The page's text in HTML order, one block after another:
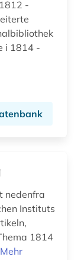
-
i 1814 -
nedenfra
Instituts
1814
Mehr